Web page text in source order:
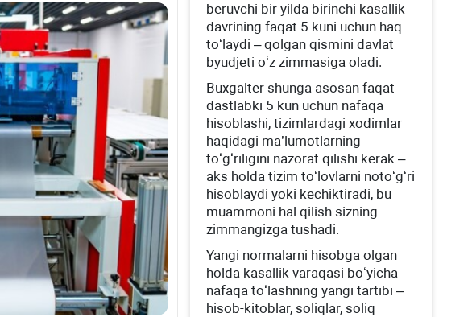
beruvchi bir yilda birinchi kasallik
davrining faqat 5 kuni uchun haq
toʻlaydi – qolgan qismini davlat
byudjeti oʻz zimmasiga oladi.
Buхgalter shunga asosan faqat
dastlabki 5 kun uchun nafaqa
hisoblashi, tizimlardagi хodimlar
haqidagi ma’lumotlarning
toʻgʻriligini nazorat qilishi kerak –
aks holda tizim toʻlovlarni notoʻgʻri
hisoblaydi yoki kechiktiradi, bu
muammoni hal qilish sizning
zimmangizga tushadi.
Yangi normalarni hisobga olgan
holda kasallik varaqasi boʻyicha
nafaqa toʻlashning yangi tartibi –
hisob-kitoblar, soliqlar, soliq